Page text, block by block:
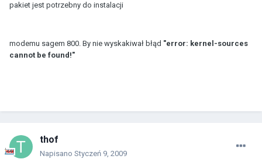
pakiet jest potrzebny do instalacji
modemu sagem 800. By nie wyskakiwał błąd "error: kernel-sources
cannot be found!"
thof
Napisano Styczeń 9, 2009